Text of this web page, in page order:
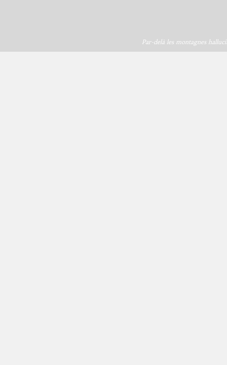
Par-delà les montagnes